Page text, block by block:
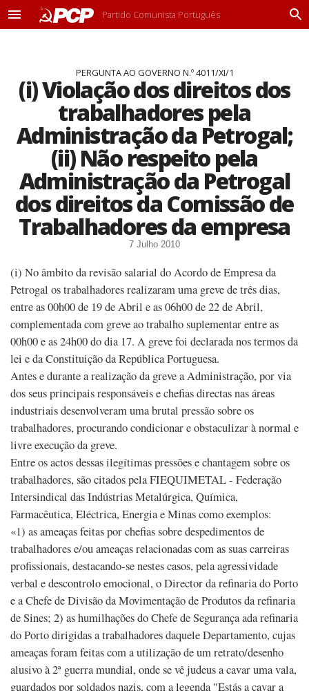
M
Partido Comunista Português
P
PERGUNTA AO GOVERNO N.º 4011/XI/1
(i) Violação dos direitos dos
trabalhadores pela
Administração da Petrogal;
(ii) Não respeito pela
Administração da Petrogal
dos direitos da Comissão de
Trabalhadores da empresa
7 Julho 2010
(i) No âmbito da revisão salarial do Acordo de Empresa da
Petrogal os trabalhadores realizaram uma greve de três dias,
entre as 00h00 de 19 de Abril e as 06h00 de 22 de Abril,
complementada com greve ao trabalho suplementar entre as
00h00 e as 24h00 do dia 17. A greve foi declarada nos termos da
lei e da Constituição da República Portuguesa.
Antes e durante a realização da greve a Administração, por via
dos seus principais responsáveis e chefias directas nas áreas
industriais desenvolveram uma brutal pressão sobre os
trabalhadores, procurando condicionar e obstaculizar à normal e
livre execução da greve.
Entre os actos dessas ilegítimas pressões e chantagem sobre os
trabalhadores, são citados pela FIEQUIMETAL - Federação
Intersindical das Indústrias Metalúrgica, Química,
Farmacêutica, Eléctrica, Energia e Minas como exemplos:
«1) as ameaças feitas por chefias sobre despedimentos de
trabalhadores e/ou ameaças relacionadas com as suas carreiras
profissionais, destacando-se nestes casos, pela agressividade
verbal e descontrolo emocional, o Director da refinaria do Porto
e a Chefe de Divisão da Movimentação de Produtos da refinaria
de Sines; 2) as humilhações do Chefe de Segurança ada refinaria
do Porto dirigidas a trabalhadores daquele Departamento, cujas
ameaças foram feitas com a utilização de um retrato/desenho
alusivo à 2ª guerra mundial, onde se vê judeus a cavar uma vala,
guardados por soldados nazis, com a legenda "Estás a cavar a